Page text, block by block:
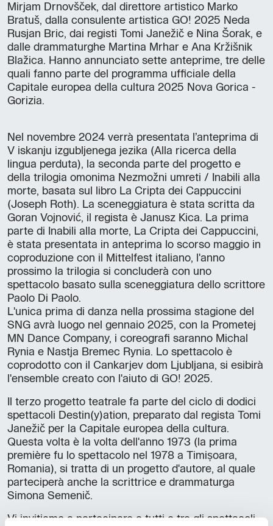
Mirjam Drnovšček, dal direttore artistico Marko
Bratuš, dalla consulente artistica GO! 2025 Neda
Rusjan Bric, dai registi Tomi Janežič e Nina Šorak, e
dalle drammaturghe Martina Mrhar e Ana Kržišnik
Blažica. Hanno annunciato sette anteprime, tre delle
quali fanno parte del programma ufficiale della
Capitale europea della cultura 2025 Nova Gorica -
Gorizia.
Nel novembre 2024 verrà presentata l’anteprima di
V iskanju izgubljenega jezika (Alla ricerca della
lingua perduta), la seconda parte del progetto e
della trilogia omonima Nezmožni umreti / Inabili alla
morte, basata sul libro La Cripta dei Cappuccini
(Joseph Roth). La sceneggiatura è stata scritta da
Goran Vojnović, il regista è Janusz Kica. La prima
parte di Inabili alla morte, La Cripta dei Cappuccini,
è stata presentata in anteprima lo scorso maggio in
coproduzione con il Mittelfest italiano, l'anno
prossimo la trilogia si concluderà con uno
spettacolo basato sulla sceneggiatura dello scrittore
Paolo Di Paolo.
L'unica prima di danza nella prossima stagione del
SNG avrà luogo nel gennaio 2025, con la Prometej
MN Dance Company, i coreografi saranno Michal
Rynia e Nastja Bremec Rynia. Lo spettacolo è
coprodotto con il Cankarjev dom Ljubljana, si esibirà
l'ensemble creato con l'aiuto di GO! 2025.
Il terzo progetto teatrale fa parte del ciclo di dodici
spettacoli Destin(y)ation, preparato dal regista Tomi
Janežič per la Capitale europea della cultura.
Questa volta è la volta dell'anno 1973 (la prima
première fu lo spettacolo nel 1978 a Timișoara,
Romania), si tratta di un progetto d'autore, al quale
parteciperà anche la scrittrice e drammaturga
Simona Semenič.
Vi invitiamo a partecipare a tutti e tre gli spettacoli,